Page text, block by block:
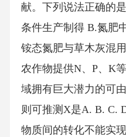
献。下列说法正确的
条件生产制得 B.氮肥
铵态氮肥与草木灰混
农作物提供N、P、K
域拥有巨大潜力的可
则可推测X是A. B. C.
物质间的转化不能实